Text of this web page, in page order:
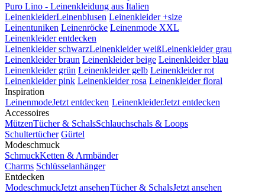
Puro Lino - Leinenkleidung aus Italien
LeinenkleiderLeinenblusen Leinenkleider +size
Leinentuniken Leinenröcke Leinenmode XXL
Leinenkleider entdecken
Leinenkleider schwarzLeinenkleider weißLeinenkleider grau
Leinenkleider braun Leinenkleider beige Leinenkleider blau
Leinenkleider grün Leinenkleider gelb Leinenkleider rot
Leinenkleider pink Leinenkleider rosa Leinenkleider floral
Inspiration
LeinenmodeJetzt entdecken LeinenkleiderJetzt entdecken
Accessoires
MützenTücher & SchalsSchlauchschals & Loops
Schultertücher Gürtel
Modeschmuck
SchmuckKetten & Armbänder
Charms Schlüsselanhänger
Entdecken
ModeschmuckJetzt ansehenTücher & SchalsJetzt ansehen